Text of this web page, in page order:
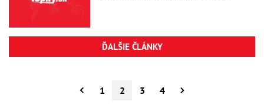
ĎALŠIE ČLÁNKY
1 2 3 4